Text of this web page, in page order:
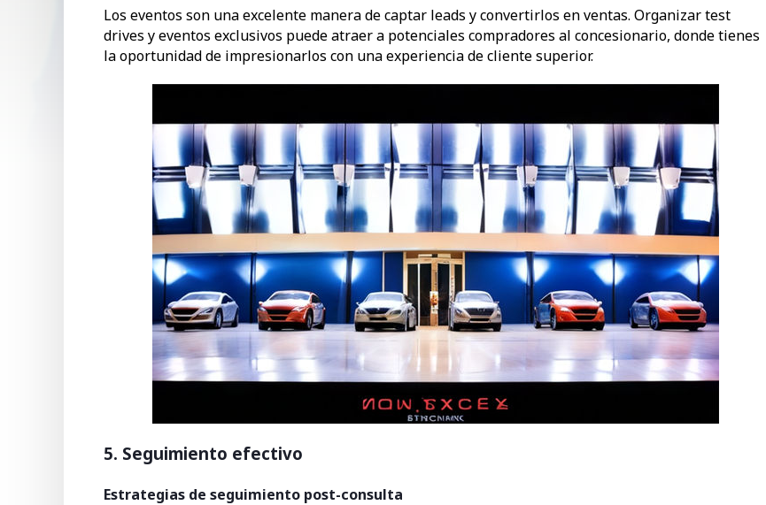
Los eventos son una excelente manera de captar leads y convertirlos en ventas. Organizar test
drives y eventos exclusivos puede atraer a potenciales compradores al concesionario, donde tienes
la oportunidad de impresionarlos con una experiencia de cliente superior.
5. Seguimiento efectivo
Estrategias de seguimiento post-consulta